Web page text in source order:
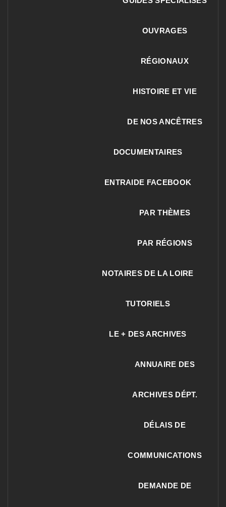
OUVRAGES
RÉGIONAUX
HISTOIRE ET VIE
DE NOS ANCÊTRES
DOCUMENTAIRES
ENTRAIDE FACEBOOK
PAR THÈMES
PAR RÉGIONS
NOTAIRES DE LA LOIRE
TUTORIELS
LE + DES ARCHIVES
ANNUAIRE DES
ARCHIVES DÉPT.
DÉLAIS DE
COMMUNICATIONS
DEMANDE DE